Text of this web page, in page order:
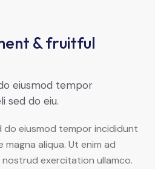
& fruitful
eiusmod tempor
sed do eiu.
do eiusmod tempor incididunt
aliqua. Ut enim ad
nostrud exercitation ullamco.